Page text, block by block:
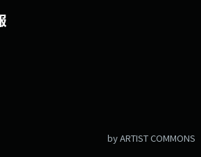
Actors RADIO R-5・81 これまでのリ
い秋に想いを伝える曲」 10月：「ハロウィン
の終わりに聞きたいLoveSong」 8月：「暑
きたい曲」 3月：「春に聴きた
年 12月：「私の今年の一曲！！」 11
by ARTIST COMMONS